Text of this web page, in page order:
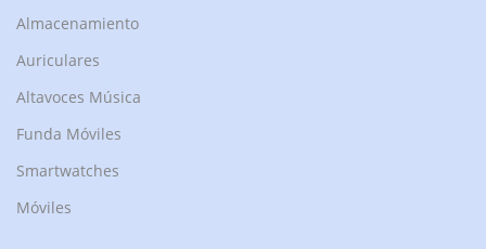
Almacenamiento
Auriculares
Altavoces Música
Funda Móviles
Smartwatches
Móviles